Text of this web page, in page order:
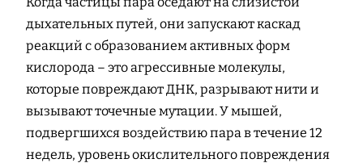
дыхательных путей, они запускают каскад
реакций с образованием активных форм
кислорода – это агрессивные молекулы,
которые повреждают ДНК, разрывают нити и
вызывают точечные мутации. У мышей,
подвергшихся воздействию пара в течение 12
недель, уровень окислительного повреждения